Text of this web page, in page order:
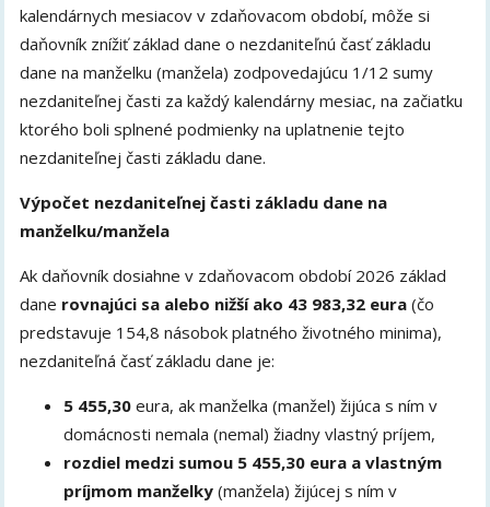
kalendárnych mesiacov v zdaňovacom období, môže si
daňovník znížiť základ dane o nezdaniteľnú časť základu
dane na manželku (manžela) zodpovedajúcu 1/12 sumy
nezdaniteľnej časti za každý kalendárny mesiac, na začiatku
ktorého boli splnené podmienky na uplatnenie tejto
nezdaniteľnej časti základu dane.
Výpočet nezdaniteľnej časti základu dane na
manželku/manžela
Ak daňovník dosiahne v zdaňovacom období 2026 základ
dane rovnajúci sa alebo nižší ako 43 983,32 eura(čo
predstavuje 154,8 násobok platného životného minima),
nezdaniteľná časť základu dane je:
5 455,30eura, ak manželka (manžel) žijúca s ním v
domácnosti nemala (nemal) žiadny vlastný príjem,
rozdiel medzi sumou 5 455,30 eura a vlastným
príjmom manželky(manžela) žijúcej s ním v